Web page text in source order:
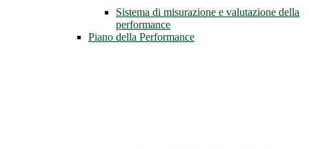
Sistema di misurazione e valutazione della
performance
Piano della Performance